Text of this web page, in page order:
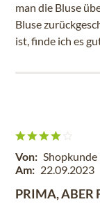
man die Bluse
Bluse
ist, finde ich es
Von: Shopkunde
Am: 22.09.2023
PRIMA, ABER